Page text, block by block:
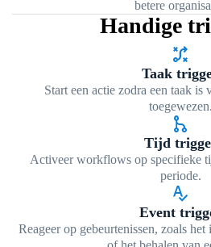
betere
Handige
tactic
Taak
Start een actie zodra een taak is
toegewezen.
graph_1
Tijd
Activeer workflows op specifieke
periode.
spellcheck
Event
Reageer op gebeurtenissen, zoals